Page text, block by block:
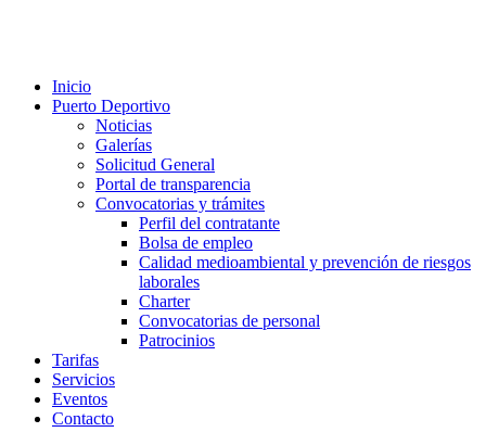
Inicio
Puerto Deportivo
Noticias
Galerías
Solicitud General
Portal de transparencia
Convocatorias y trámites
Perfil del contratante
Bolsa de empleo
Calidad medioambiental y prevención de riesgos
laborales
Charter
Convocatorias de personal
Patrocinios
Tarifas
Servicios
Eventos
Contacto